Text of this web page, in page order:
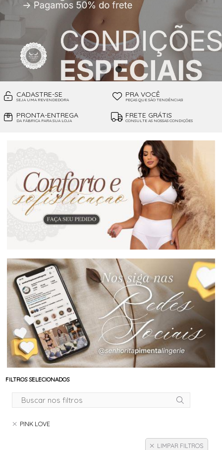
CADASTRE-SE
SEJA UMA REVENDEDORA
PRA VOCÊ
PEÇAS QUE SÃO TENDÊNCIAS!
PRONTA-ENTREGA
DA FÁBRICA PARA SUA LOJA
FRETE GRÁTIS
CONSULTE AS NOSSAS CONDIÇÕES
FILTROS SELECIONADOS
PINK LOVE
LIMPAR FILTROS